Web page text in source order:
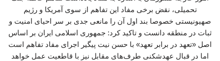
تحمیلی، نقض برخی مفاد این تفاهم از سوی آمریکا و رژیم
صهیونیستی خصوصا بند اول آن را مانعی جدی بر سر احیای امنیت و
ثبات در منطقه دانست و تاکید کرد: جمهوری اسلامی ایران بر اساس
اصل «تعهد در برابر تعهد» با حسن نیت پیگیر اجرای مفاد تفاهم است
اما در قبال عهدشکنی طرف‌های مقابل نیز با قاطعیت عمل خواهد